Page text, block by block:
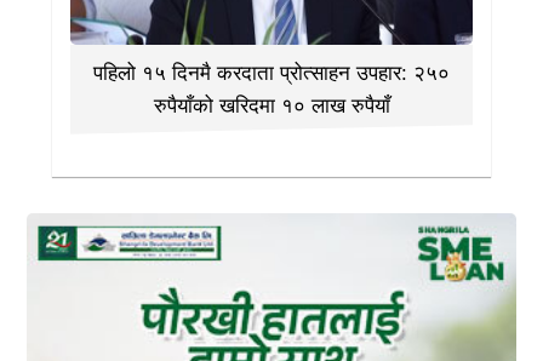
पहिलो १५ दिनमै करदाता प्रोत्साहन उपहार: २५०
रुपैयाँको खरिदमा १० लाख रुपैयाँ